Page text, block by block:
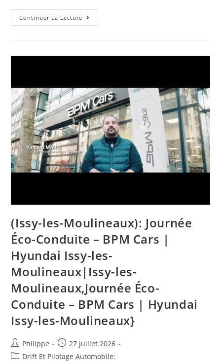
Continuer La Lecture A
Voir
Direct,
En
France,
Dans
Les
Régions
Et
Dans
Le
Monde
(Issy-les-Moulineaux): Journée
Éco-Conduite – BPM Cars |
Hyundai Issy-les-
Moulineaux|Issy-les-
Moulineaux,Journée Éco-
Conduite – BPM Cars | Hyundai
Issy-les-Moulineaux}
Auteur/autrice
de
Philippe
Post
published:
27 juillet 2026
PostDrift Et Pilotage Automobile: